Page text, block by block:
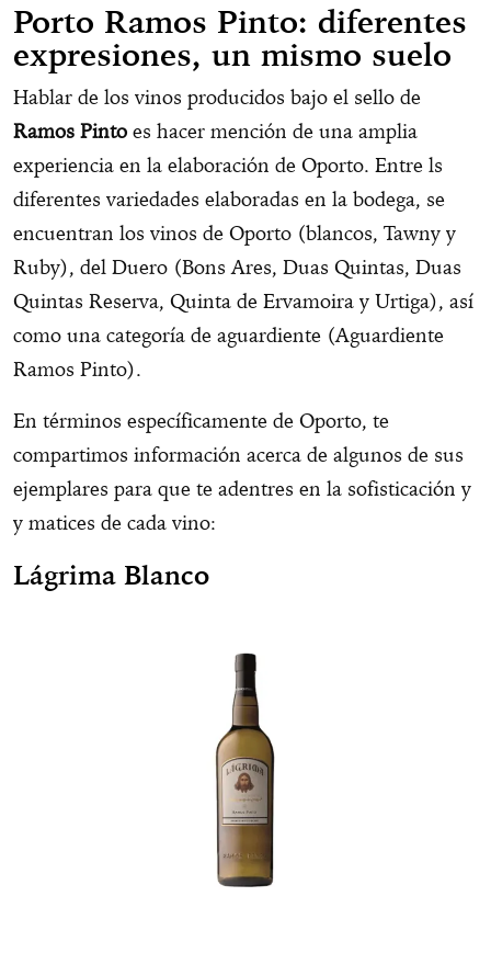
Porto Ramos Pinto: diferentes
expresiones, un mismo suelo
Hablar de los vinos producidos bajo el sello de
Ramos Pinto es hacer mención de una amplia
experiencia en la elaboración de Oporto. Entre ls
diferentes variedades elaboradas en la bodega, se
encuentran los vinos de Oporto (blancos, Tawny y
Ruby), del Duero (Bons Ares, Duas Quintas, Duas
Quintas Reserva, Quinta de Ervamoira y Urtiga), así
como una categoría de aguardiente (Aguardiente
Ramos Pinto).
En términos específicamente de Oporto, te
compartimos información acerca de algunos de sus
ejemplares para que te adentres en la sofisticación y
y matices de cada vino:
Lágrima Blanco